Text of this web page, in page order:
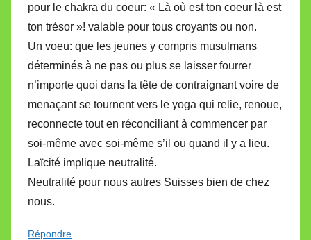
pour le chakra du coeur: « Là où est ton coeur là est
ton trésor »! valable pour tous croyants ou non.
Un voeu: que les jeunes y compris musulmans
déterminés à ne pas ou plus se laisser fourrer
n’importe quoi dans la tête de contraignant voire de
menaçant se tournent vers le yoga qui relie, renoue,
reconnecte tout en réconciliant à commencer par
soi-même avec soi-même s’il ou quand il y a lieu.
Laïcité implique neutralité.
Neutralité pour nous autres Suisses bien de chez
nous.
Répondre